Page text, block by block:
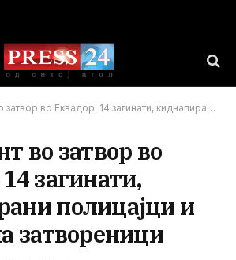
Еквадор: 14 загинати, киднапирани полицајци и бегство на затвореници
во затвор во
загинати,
полицајци и
затвореници